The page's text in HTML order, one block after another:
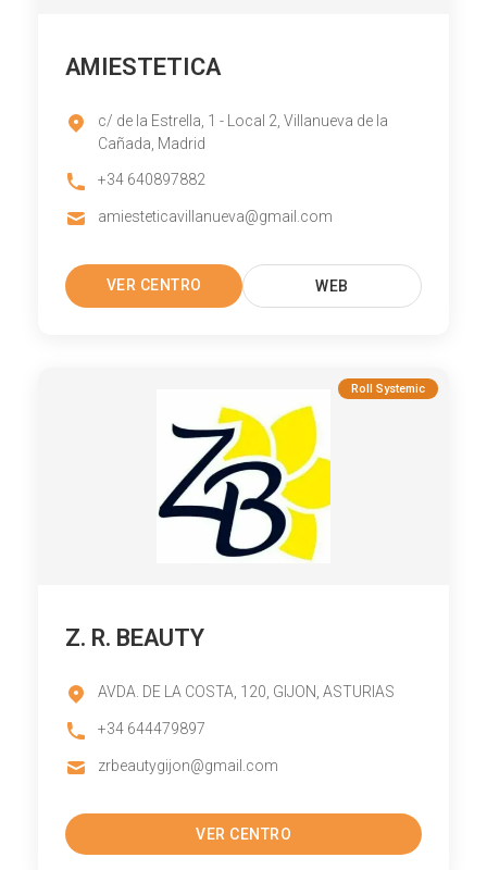
AMIESTETICA
c/ de la Estrella, 1 - Local 2, Villanueva de la
Cañada, Madrid
+34 640897882
amiesteticavillanueva@gmail.com
VER CENTRO WEB
Roll Systemic
Z. R. BEAUTY
AVDA. DE LA COSTA, 120, GIJON, ASTURIAS
+34 644479897
zrbeautygijon@gmail.com
VER CENTRO